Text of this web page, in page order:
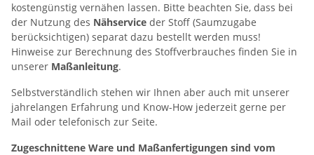
kostengünstig vernähen lassen. Bitte beachten Sie, dass bei
der Nutzung des Nähservice der Stoff (Saumzugabe
berücksichtigen) separat dazu bestellt werden muss!
Hinweise zur Berechnung des Stoffverbrauches finden Sie in
unserer Maßanleitung.
Selbstverständlich stehen wir Ihnen aber auch mit unserer
jahrelangen Erfahrung und Know-How jederzeit gerne per
Mail oder telefonisch zur Seite.
Zugeschnittene Ware und Maßanfertigungen sind vom